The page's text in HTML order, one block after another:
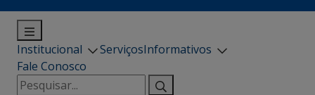
Institucional ServiçosInformativos
Fale Conosco
Pesquisar